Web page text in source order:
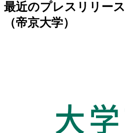
最近のプレスリリース
（帝京大学）